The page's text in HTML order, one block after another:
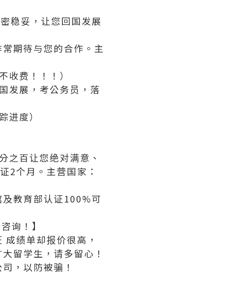
稳妥，让您回国发展
期待与您的合作。主
费！！！）
发展，考公务员，落
进度）
之百让您绝对满意、
2个月。主营国家：
教育部认证100%可
询！】
绩单却报价很高，
留学生，请多留心！
，以防被骗！